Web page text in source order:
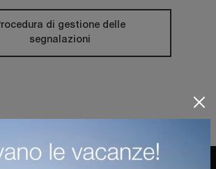
di gestione delle
segnalazioni